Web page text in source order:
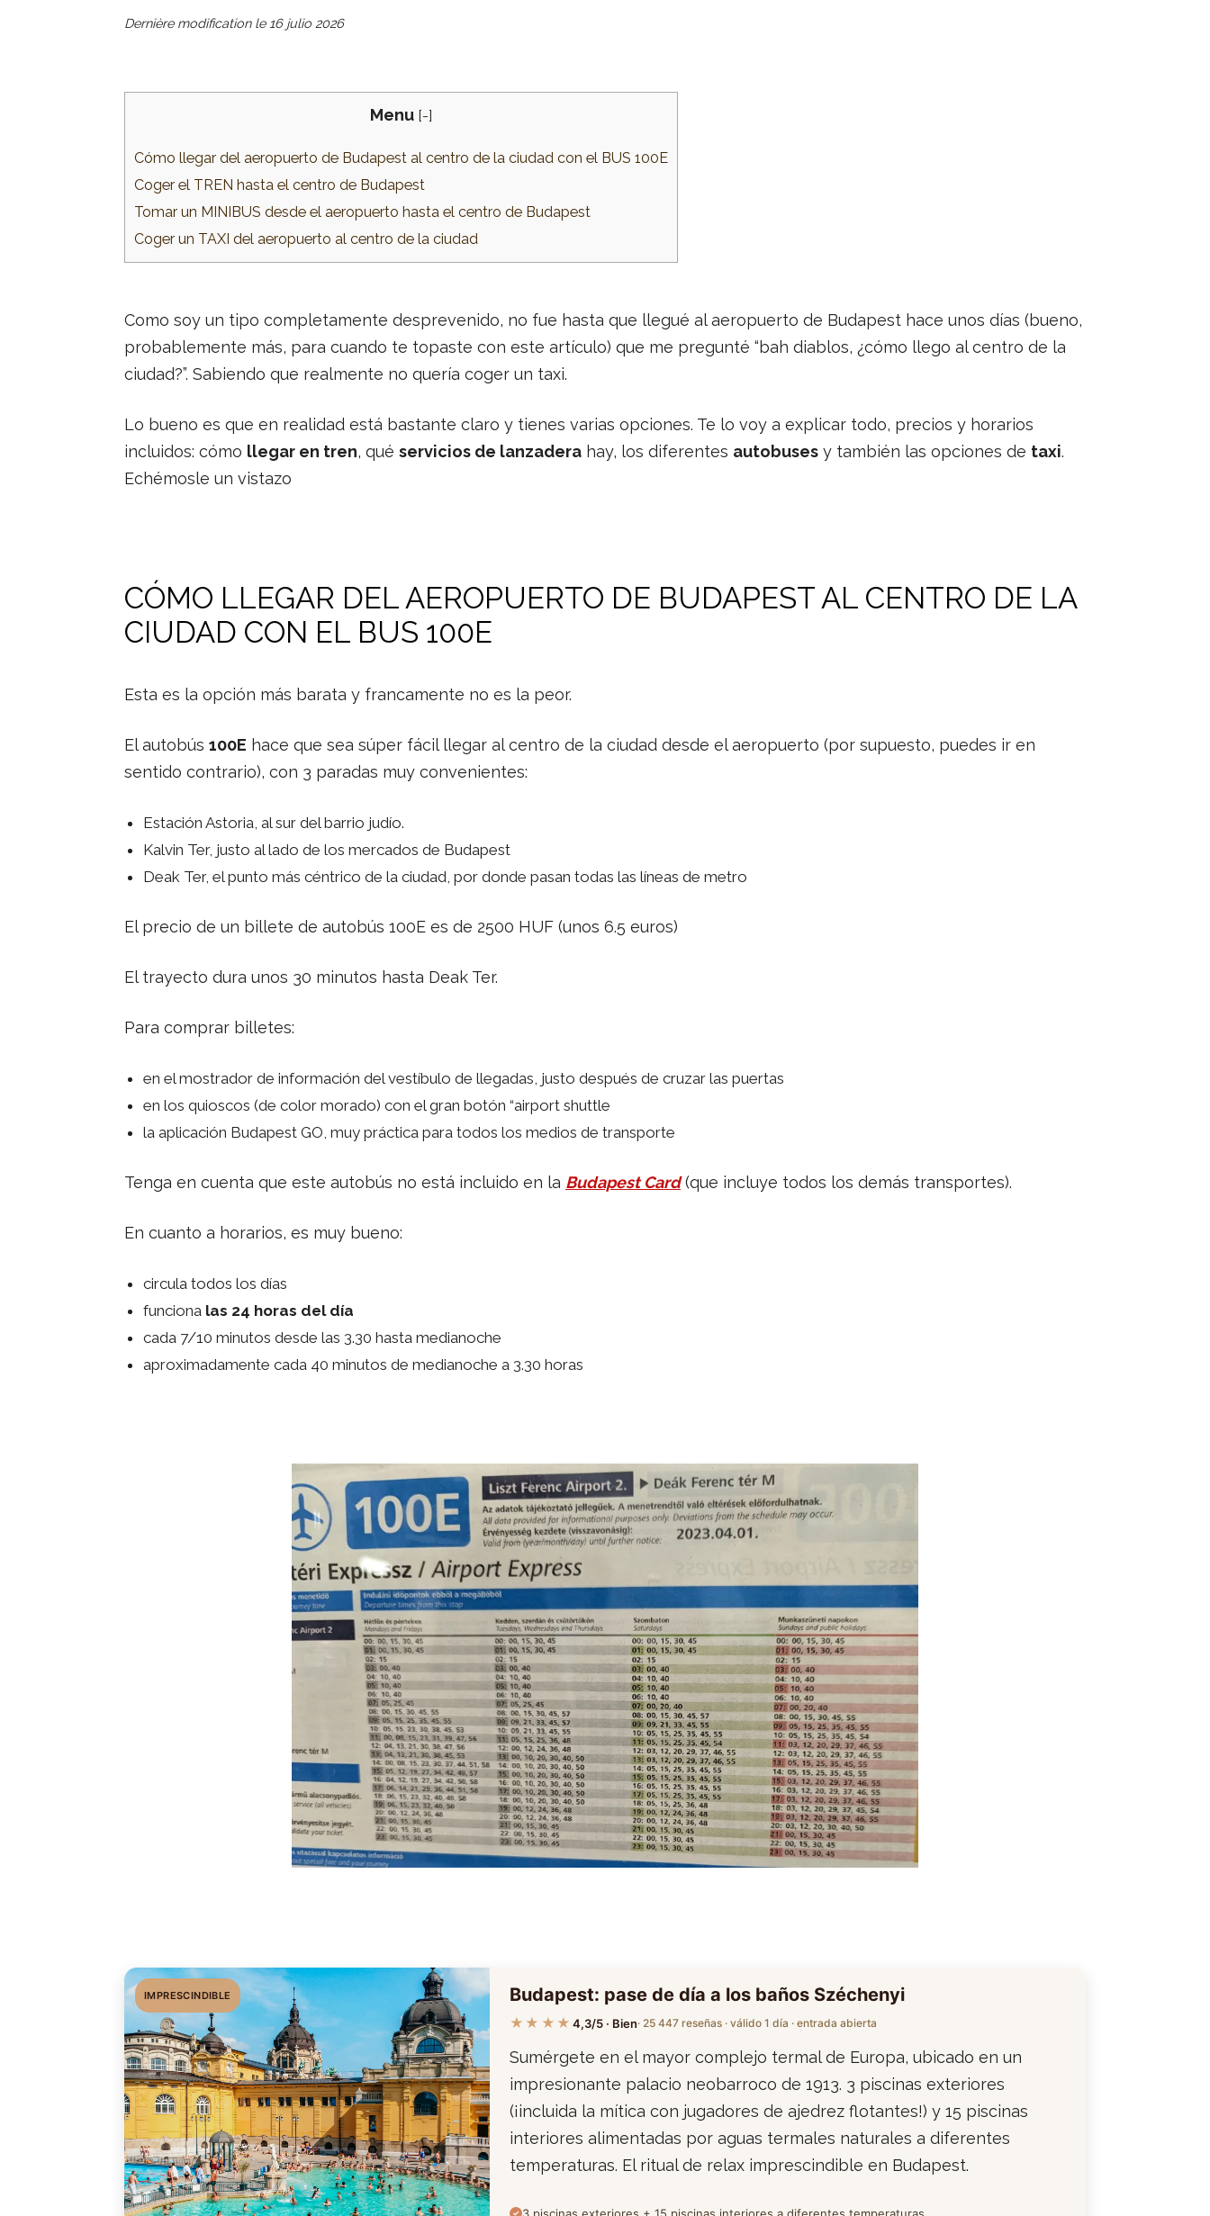
Dernière modification le 16 julio 2026
Menu [-]
Cómo llegar del aeropuerto de Budapest al centro de la ciudad con el BUS 100E
Coger el TREN hasta el centro de Budapest
Tomar un MINIBUS desde el aeropuerto hasta el centro de Budapest
Coger un TAXI del aeropuerto al centro de la ciudad
Como soy un tipo completamente desprevenido, no fue hasta que llegué al aeropuerto de Budapest hace unos días (bueno,
probablemente más, para cuando te topaste con este artículo) que me pregunté “bah diablos, ¿cómo llego al centro de la
ciudad?”. Sabiendo que realmente no quería coger un taxi.
Lo bueno es que en realidad está bastante claro y tienes varias opciones. Te lo voy a explicar todo, precios y horarios
incluidos: cómo llegar en tren, qué servicios de lanzadera hay, los diferentes autobuses y también las opciones de taxi.
Echémosle un vistazo
CÓMO LLEGAR DEL AEROPUERTO DE BUDAPEST AL CENTRO DE LA
CIUDAD CON EL BUS 100E
Esta es la opción más barata y francamente no es la peor.
El autobús 100E hace que sea súper fácil llegar al centro de la ciudad desde el aeropuerto (por supuesto, puedes ir en
sentido contrario), con 3 paradas muy convenientes:
Estación Astoria, al sur del barrio judío.
Kalvin Ter, justo al lado de los mercados de Budapest
Deak Ter, el punto más céntrico de la ciudad, por donde pasan todas las líneas de metro
El precio de un billete de autobús 100E es de 2500 HUF (unos 6.5 euros)
El trayecto dura unos 30 minutos hasta Deak Ter.
Para comprar billetes:
en el mostrador de información del vestíbulo de llegadas, justo después de cruzar las puertas
en los quioscos (de color morado) con el gran botón “airport shuttle
la aplicación Budapest GO, muy práctica para todos los medios de transporte
Tenga en cuenta que este autobús no está incluido en la Budapest Card(que incluye todos los demás transportes).
En cuanto a horarios, es muy bueno:
circula todos los días
funciona las 24 horas del día
cada 7/10 minutos desde las 3.30 hasta medianoche
aproximadamente cada 40 minutos de medianoche a 3.30 horas
IMPRESCINDIBLE Budapest: pase de día a los baños Széchenyi
★★★★ 4,3/5 · Bien· 25 447 reseñas · válido 1 día · entrada abierta
Sumérgete en el mayor complejo termal de Europa, ubicado en un
impresionante palacio neobarroco de 1913. 3 piscinas exteriores
(¡incluida la mítica con jugadores de ajedrez flotantes!) y 15 piscinas
interiores alimentadas por aguas termales naturales a diferentes
temperaturas. El ritual de relax imprescindible en Budapest.
3 piscinas exteriores + 15 piscinas interiores a diferentes temperaturas